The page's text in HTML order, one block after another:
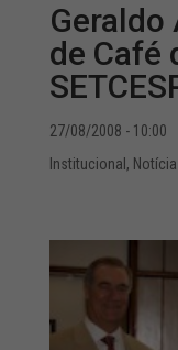
de Café
27/08/2008 - 10:00
Institucional ,